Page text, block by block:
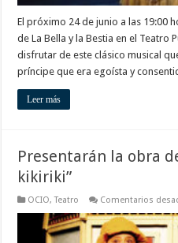
El próximo 24 de junio a las 19:00
de La Bella y la Bestia en el Teatro
disfrutar de este clásico musical
príncipe que era egoísta y
Leer más
Presentarán la obra
kikiriki”
OCIO,Teatro Comentarios